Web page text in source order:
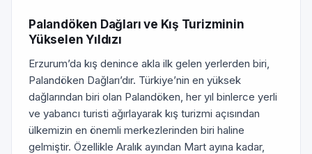
Palandöken Dağları ve Kış Turizminin
Yükselen Yıldızı
Erzurum’da kış denince akla ilk gelen yerlerden biri,
Palandöken Dağları’dır. Türkiye’nin en yüksek
dağlarından biri olan Palandöken, her yıl binlerce yerli
ve yabancı turisti ağırlayarak kış turizmi açısından
ülkemizin en önemli merkezlerinden biri haline
gelmiştir. Özellikle Aralık ayından Mart ayına kadar,